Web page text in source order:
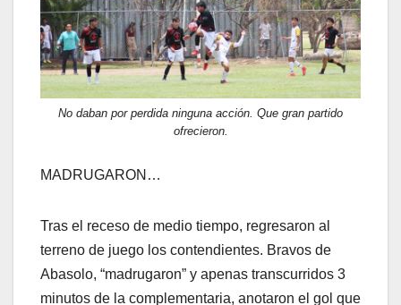
No daban por perdida ninguna acción. Que gran partido
ofrecieron.
MADRUGARON…
Tras el receso de medio tiempo, regresaron al
terreno de juego los contendientes. Bravos de
Abasolo, “madrugaron” y apenas transcurridos 3
minutos de la complementaria, anotaron el gol que